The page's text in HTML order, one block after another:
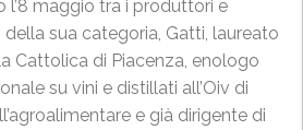
l’8 maggio tra i produttori e
sua categoria, Gatti, laureato
Cattolica di Piacenza, enologo
su vini e distillati all’Oiv di
e già dirigente di